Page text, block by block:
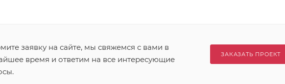
заявку на сайте, мы свяжемся с вами в
время и ответим на все интересующие
ЗАКАЗАТЬ ПРОЕКТ